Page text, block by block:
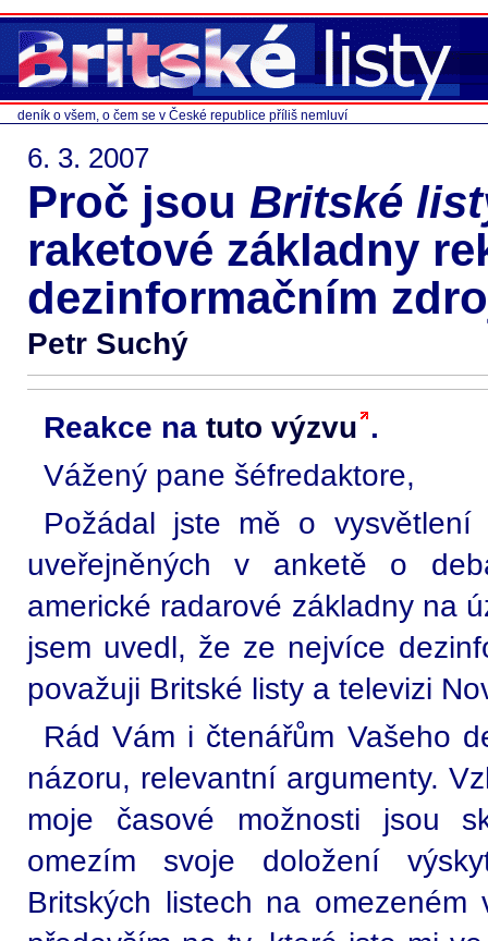
deník o všem, o čem se v České republice příliš nemluví
6. 3. 2007
Proč jsou Britské
raketové základny
dezinformačním
Petr Suchý
Reakce na tuto výzvu .
Vážený pane šéfredaktore,
Požádal jste mě o
uveřejněných v anketě o
americké radarové základny na
jsem uvedl, že ze nejvíce
považuji Britské listy a televizi
Rád Vám i čtenářům Vašeho
názoru, relevantní argumenty.
moje časové možnosti jsou
omezím svoje doložení
Britských listech na